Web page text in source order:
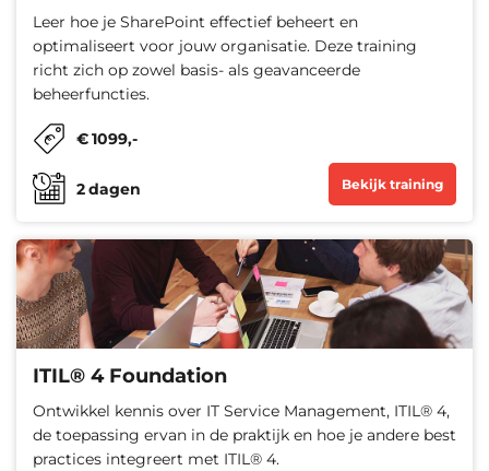
Leer hoe je SharePoint effectief beheert en
optimaliseert voor jouw organisatie. Deze training
richt zich op zowel basis- als geavanceerde
beheerfuncties.
€1099,-
2dagen Bekijk training
ITIL® 4 Foundation
Ontwikkel kennis over IT Service Management, ITIL® 4,
de toepassing ervan in de praktijk en hoe je andere best
practices integreert met ITIL® 4.